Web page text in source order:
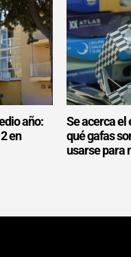
año:
en
Se acerca el
qué gafas
usarse para